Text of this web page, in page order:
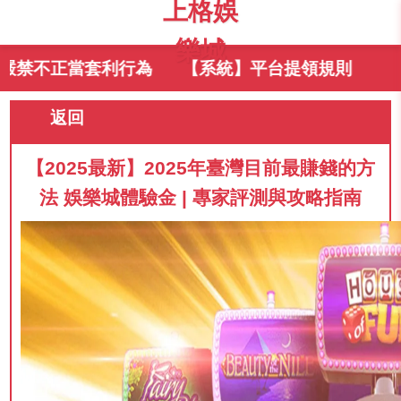
上格娛
樂城
套利行為 【系統】平台提領規則
返回
【2025最新】2025年臺灣目前最賺錢的方
法 娛樂城體驗金 | 專家評測與攻略指南